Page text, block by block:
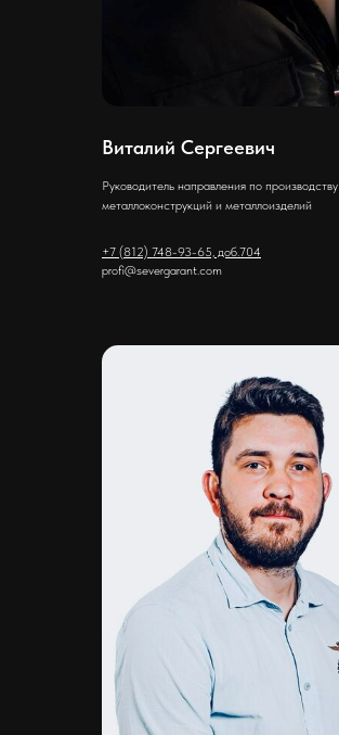
Виталий Сергеевич
Руководитель направления по производству
металлоконструкций и металлоизделий
+7 (812) 748-93-65, доб.704
profi@severgarant.com